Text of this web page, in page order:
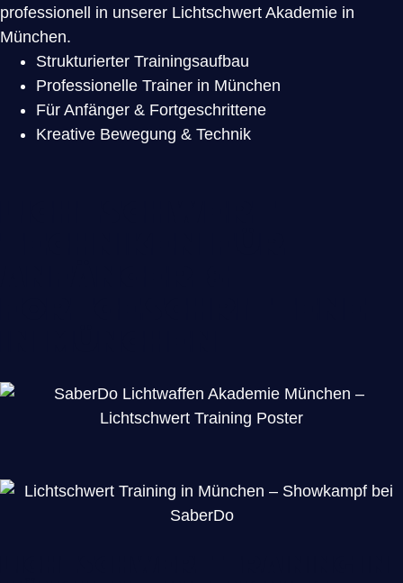
professionell in unserer Lichtschwert Akademie in
München.
Strukturierter Trainingsaufbau
Professionelle Trainer in München
Für Anfänger & Fortgeschrittene
Kreative Bewegung & Technik